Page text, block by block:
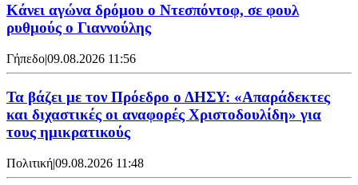
Kάνει αγώνα δρόμου ο Ντεσπόντοφ, σε φουλ
ρυθμούς ο Γιαννούλης
Γήπεδο|09.08.2026 11:56
Τα βάζει με τον Πρόεδρο ο ΔΗΣΥ: «Απαράδεκτες
και διχαστικές οι αναφορές Χριστοδουλίδη» για
τους ημικρατικούς
Πολιτική|09.08.2026 11:48